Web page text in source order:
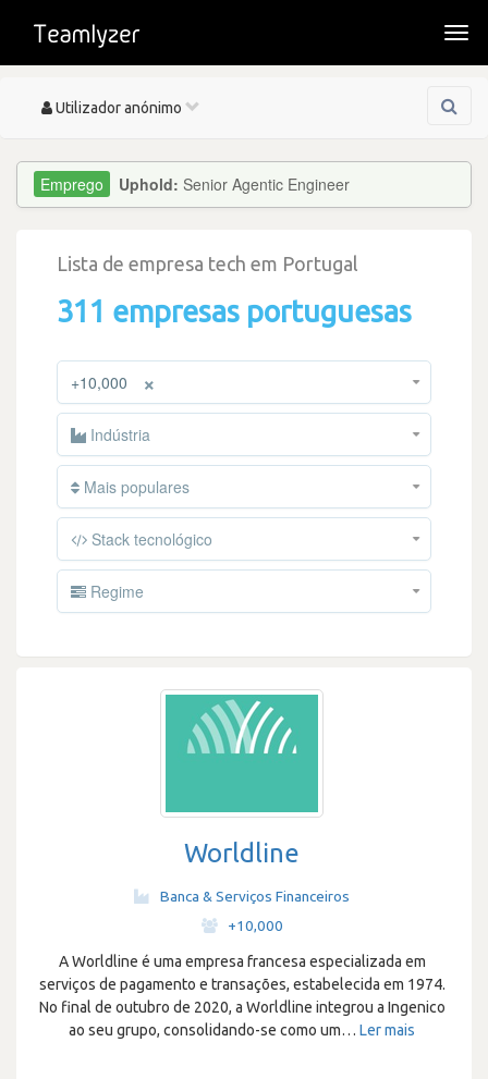
Toggle
Utilizador anónimo
Uphold: Senior Agentic Engineer
Lista de empresa tech em Portugal
311 empresas portuguesas
×
+10,000
Indústria
Mais populares
Stack tecnológico
Regime
Worldline
Banca & Serviços Financeiros
+10,000
A Worldline é uma empresa francesa especializada em
serviços de pagamento e transações, estabelecida em 1974.
No final de outubro de 2020, a Worldline integrou a Ingenico
ao seu grupo, consolidando-se como um… Ler mais